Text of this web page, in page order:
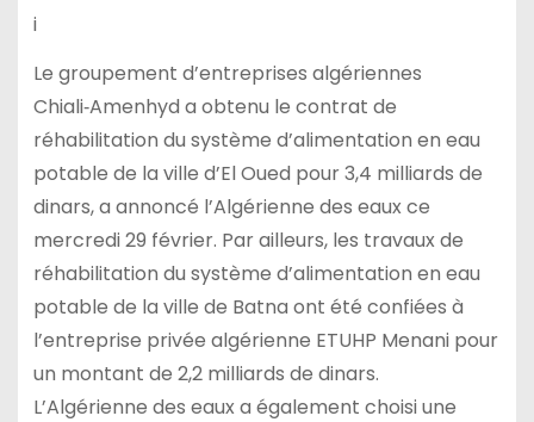
i
Le groupement d’entreprises algériennes
Chiali‑Amenhyd a obtenu le contrat de
réhabilitation du système d’alimentation en eau
potable de la ville d’El Oued pour 3,4 milliards de
dinars, a annoncé l’Algérienne des eaux ce
mercredi 29 février. Par ailleurs, les travaux de
réhabilitation du système d’alimentation en eau
potable de la ville de Batna ont été confiées à
l’entreprise privée algérienne ETUHP Menani pour
un montant de 2,2 milliards de dinars.
L’Algérienne des eaux a également choisi une